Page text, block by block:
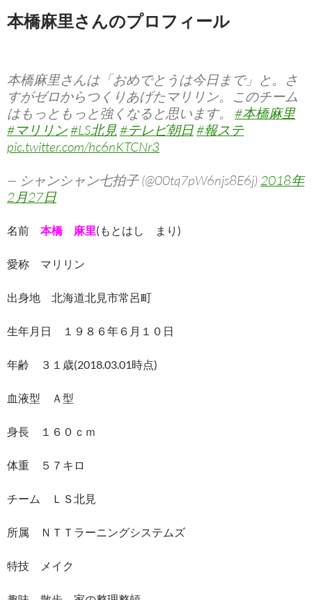
本橋麻里さんのプロフィール
本橋麻里さんは「おめでとうは今日まで」と。さ
すがゼロからつくりあげたマリリン。このチーム
はもっともっと強くなると思います。 #本橋麻里
#マリリン#LS北見 #テレビ朝日#報ステ
pic.twitter.com/hc6nKTCNr3
— シャンシャン七拍子 (@00tq7pW6njs8E6j) 2018年
2月27日
名前 本橋 麻里(もとはし まり)
愛称 マリリン
出身地 北海道北見市常呂町
生年月日 １９８６年６月１０日
年齢 ３１歳(2018.03.01時点)
血液型 Ａ型
身長 １６０ｃｍ
体重 ５７キロ
チーム ＬＳ北見
所属 ＮＴＴラーニングシステムズ
特技 メイク